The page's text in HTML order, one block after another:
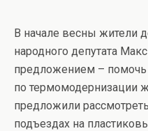
В начале весны жители
народного депутата
предложением – помочь
по термомодернизации
предложили
подъездах на